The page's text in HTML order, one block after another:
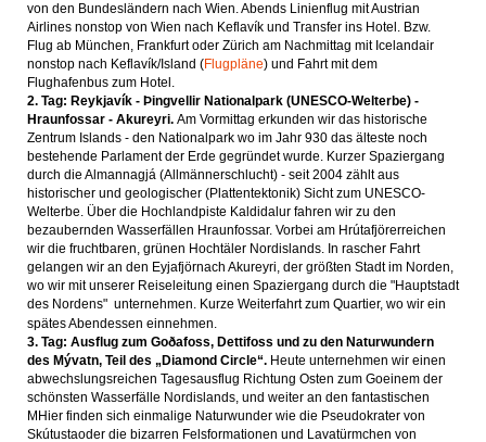
von den Bundesländern nach Wien. Abends Linienflug mit Austrian
Airlines nonstop von Wien nach Keflavík und Transfer ins Hotel. Bzw.
Flug ab München, Frankfurt oder Zürich am Nachmittag mit Icelandair
nonstop nach Keflavík/Island (Flugpläne) und Fahrt mit dem
Flughafenbus zum Hotel.
2. Tag: Reykjavík - Þingvellir Nationalpark (UNESCO-Welterbe) -
Hraunfossar - Akureyri. Am Vormittag erkunden wir das historische
Zentrum Islands - den Nationalpark wo im Jahr 930 das älteste noch
bestehende Parlament der Erde gegründet wurde. Kurzer Spaziergang
durch die Almannagjá (Allmännerschlucht) - seit 2004 zählt aus
historischer und geologischer (Plattentektonik) Sicht zum UNESCO-
Welterbe. Über die Hochlandpiste Kaldidalur fahren wir zu den
bezaubernden Wasserfällen Hraunfossar. Vorbei am Hrútafjörerreichen
wir die fruchtbaren, grünen Hochtäler Nordislands. In rascher Fahrt
gelangen wir an den Eyjafjörnach Akureyri, der größten Stadt im Norden,
wo wir mit unserer Reiseleitung einen Spaziergang durch die "Hauptstadt
des Nordens" unternehmen. Kurze Weiterfahrt zum Quartier, wo wir ein
spätes Abendessen einnehmen.
3. Tag: Ausflug zum Goðafoss, Dettifoss und zu den Naturwundern
des Mývatn, Teil des „Diamond Circle“. Heute unternehmen wir einen
abwechslungsreichen Tagesausflug Richtung Osten zum Goeinem der
schönsten Wasserfälle Nordislands, und weiter an den fantastischen
MHier finden sich einmalige Naturwunder wie die Pseudokrater von
Skútustaoder die bizarren Felsformationen und Lavatürmchen von